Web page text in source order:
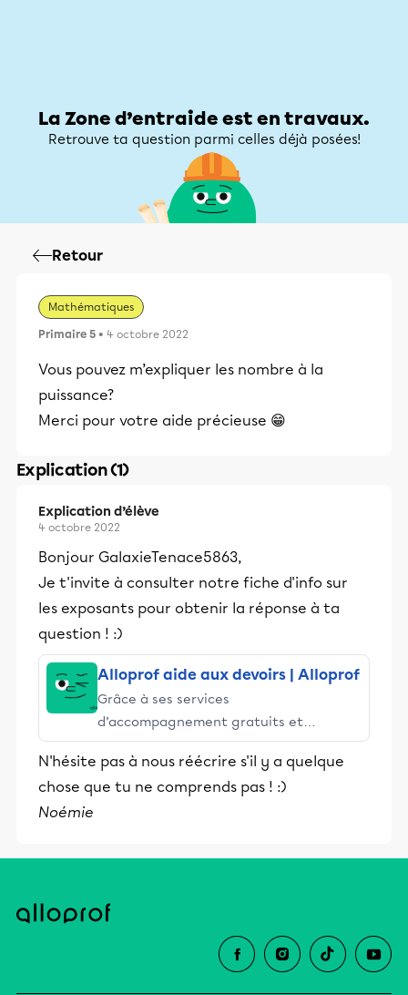
La Zone d’entraide est en travaux.
Retrouve ta question parmi celles déjà posées!
Retour
Mathématiques
Primaire 5 • 4 octobre 2022
Vous pouvez m’expliquer les nombre à la
puissance?
Merci pour votre aide précieuse 😁
Explication (1)
Explication d’élève
4 octobre 2022
Bonjour GalaxieTenace5863,
Je t'invite à consulter notre fiche d'info sur
les exposants pour obtenir la réponse à ta
question ! :)
Alloprof aide aux devoirs | Alloprof
Grâce à ses services
d’accompagnement gratuits et
stimulants, Alloprof engage les élèves
et leurs parents dans la réussite
éducative.
N'hésite pas à nous réécrire s'il y a quelque
chose que tu ne comprends pas ! :)
Noémie